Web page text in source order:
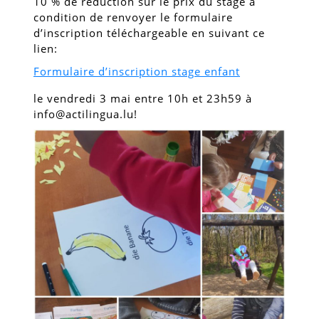
condition de renvoyer le formulaire
d’inscription téléchargeable en suivant ce
lien:
Formulaire d’inscription stage enfant
le vendredi 3 mai entre 10h et 23h59 à
info@actilingua.lu!